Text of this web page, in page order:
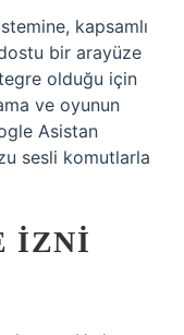
kapsamlı
bir arayüze
olduğu için
ve oyunun
Asistan
sesli komutlarla
IZNI